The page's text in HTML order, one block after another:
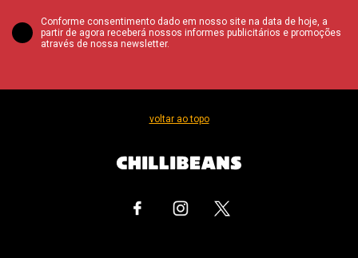
Conforme consentimento dado em nosso site na data de hoje, a
partir de agora receberá nossos informes publicitários e promoções
através de nossa newsletter.
voltar ao topo